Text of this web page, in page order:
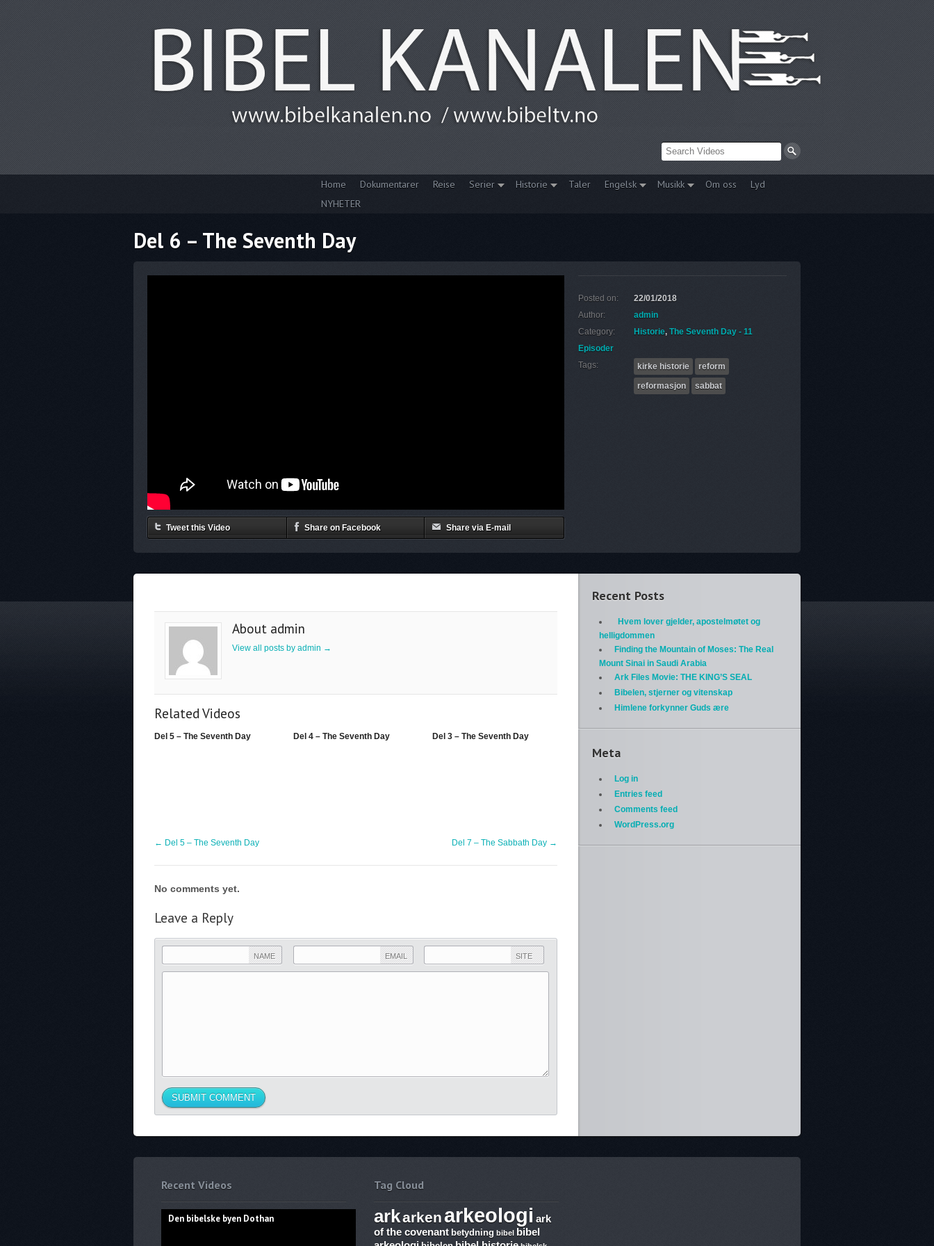
Home Dokumentarer Reise Serier Historie Taler Engelsk Musikk Om oss
Lyd
NYHETER
Del 6 – The Seventh Day
Tweet this Video Share on Facebook Share via E-mail
Posted on:
22/01/2018
Author:
admin
Category:
Historie, The Seventh Day - 11
Episoder
Tags:
kirke historie
reform
reformasjon
sabbat
About admin
View all posts by admin →
Related Videos
Del 5 – The Seventh Day Del 4 – The Seventh Day Del 3 – The Seventh Day
← Del 5 – The Seventh Day Del 7 – The Sabbath Day →
No comments yet.
Leave a Reply
NAME EMAIL SITE
Recent Posts
Hvem lover gjelder, apostelmøtet og
helligdommen
Finding the Mountain of Moses: The Real
Mount Sinai in Saudi Arabia
Ark Files Movie: THE KING’S SEAL
Bibelen, stjerner og vitenskap
Himlene forkynner Guds ære
Meta
Log in
Entries feed
Comments feed
WordPress.org
Recent Videos
Den bibelske byen Dothan
Tag Cloud
arkarkenarkeologi ark
of the covenant betydning bibel bibel